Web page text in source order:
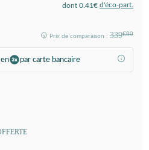
dont 0.41€ d'éco-part.
Prix de comparaison : 339€99
par carte bancaire